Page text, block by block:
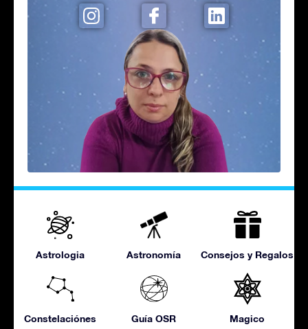
Astrologia Astronomía Consejos y Regalos
Constelaciónes Guía OSR Magico